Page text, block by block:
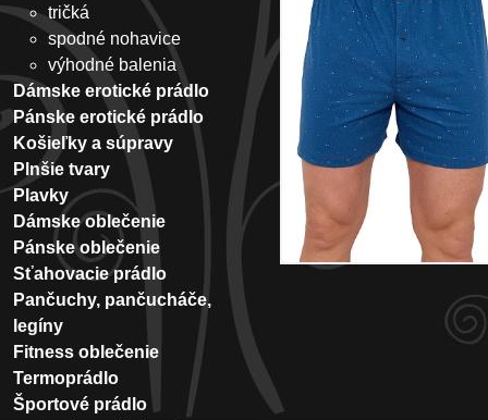
tričká
spodné nohavice
výhodné balenia
Dámske erotické prádlo
Pánske erotické prádlo
Košieľky a súpravy
Plnšie tvary
Plavky
Dámske oblečenie
Pánske oblečenie
Sťahovacie prádlo
Pančuchy, pančucháče,
legíny
Fitness oblečenie
Termoprádlo
Športové prádlo